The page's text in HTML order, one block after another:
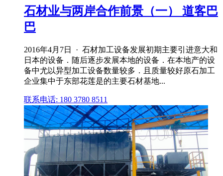
石材业与两岸合作前景（一） 道客巴
巴
2016年4月7日 · 石材加工设备发展初期主要引进意大和
日本的设备．随后逐步发展本地的设备．在本地产的设
备中尤以异型加工设备数量较多．且质量较好原石加工
企业集中于东部花莲是的主要石材基地...
联系电话: 180 3780 8511